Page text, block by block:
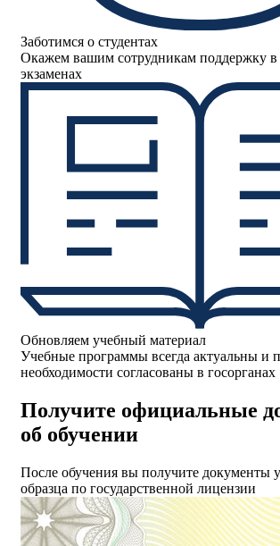
Заботимся о студентах
Окажем вашим сотрудникам поддержку в
экзаменах
Обновляем учебный материал
Учебные программы всегда актуальны и
необходимости согласованы в госорганах
Получите официальные
об обучении
После обучения вы получите документы
образца по государственной лицензии